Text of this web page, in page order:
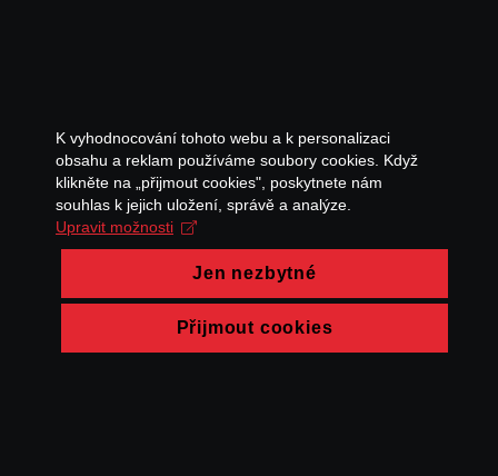
K vyhodnocování tohoto webu a k personalizaci
obsahu a reklam používáme soubory cookies. Když
klikněte na „přijmout cookies", poskytnete nám
souhlas k jejich uložení, správě a analýze.
Upravit možnosti
Jen nezbytné
Přijmout cookies